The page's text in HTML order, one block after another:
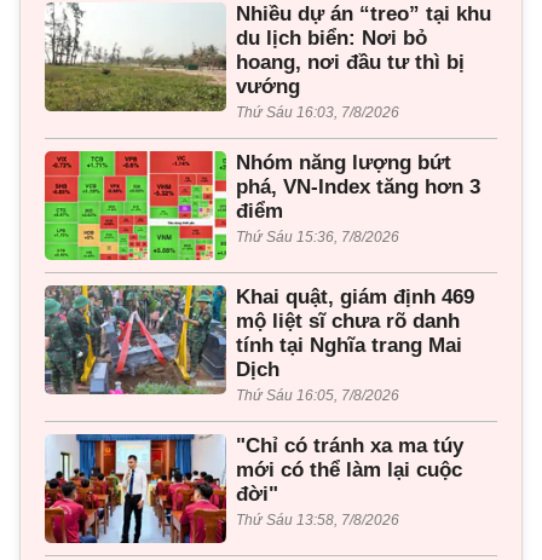
Nhiều dự án “treo” tại khu
du lịch biển: Nơi bỏ
hoang, nơi đầu tư thì bị
vướng
Thứ Sáu 16:03, 7/8/2026
Nhóm năng lượng bứt
phá, VN-Index tăng hơn 3
điểm
Thứ Sáu 15:36, 7/8/2026
Khai quật, giám định 469
mộ liệt sĩ chưa rõ danh
tính tại Nghĩa trang Mai
Dịch
Thứ Sáu 16:05, 7/8/2026
"Chỉ có tránh xa ma túy
mới có thể làm lại cuộc
đời"
Thứ Sáu 13:58, 7/8/2026